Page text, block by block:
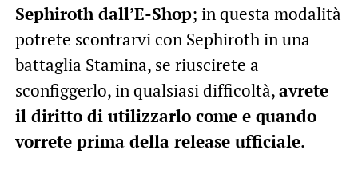
Sephiroth dall’E-Shop; in questa modalità
potrete scontrarvi con Sephiroth in una
battaglia Stamina, se riuscirete a
sconfiggerlo, in qualsiasi difficoltà,avrete
il diritto di utilizzarlo come e quando
vorrete prima della release ufficiale.